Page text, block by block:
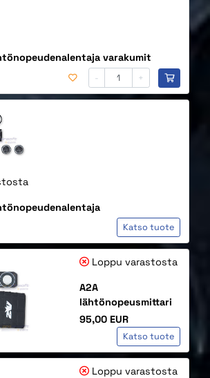
varakumit
- +
Katso tuote
Loppu varastosta
A2A
lähtönopeusmittari
Hinta
95,00 EUR
Katso tuote
Loppu varastosta